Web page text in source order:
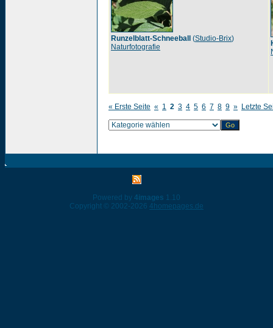
Runzelblatt-Schneeball (Studio-Brix)
Naturfotografie
« Erste Seite « 1 2 3 4 5 6 7 8 9 » Letzte
Powered by 4images 1.10
Copyright © 2002-2026 4homepages.de